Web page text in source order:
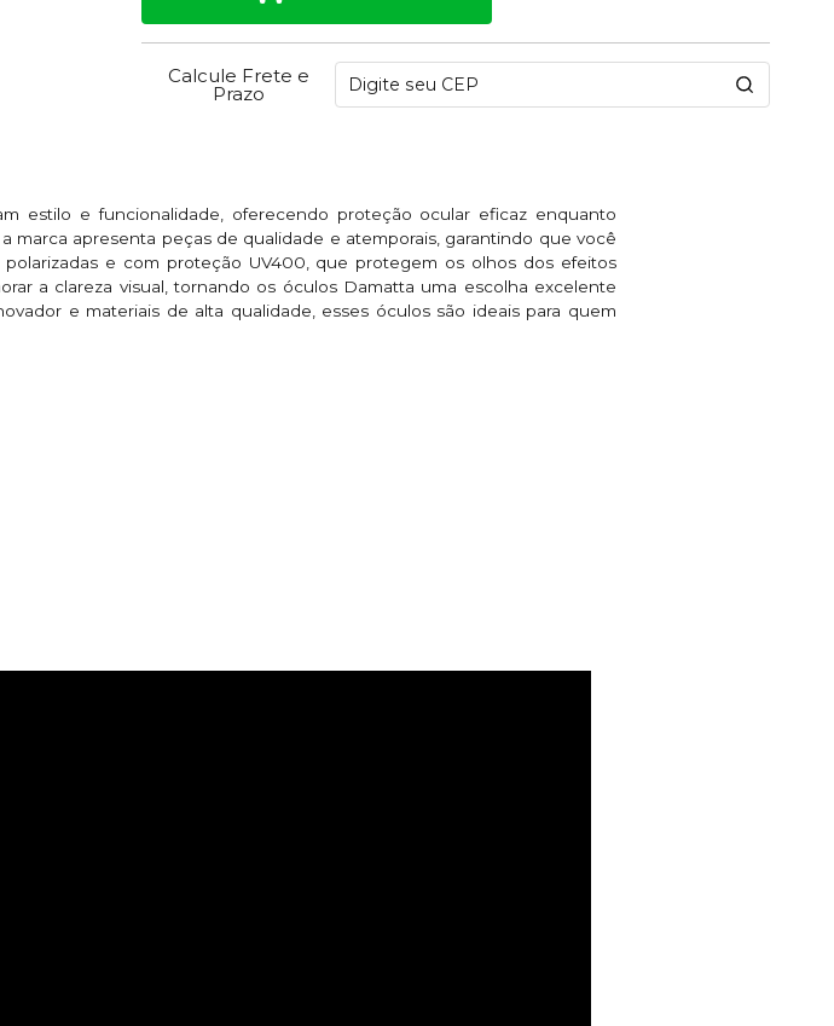
Calcule Frete e
Prazo
estilo e funcionalidade, oferecendo proteção ocular eficaz enquanto
marca apresenta peças de qualidade e atemporais, garantindo que você
e com proteção UV400, que protegem os olhos dos efeitos
a clareza visual, tornando os óculos Damatta uma escolha excelente
e materiais de alta qualidade, esses óculos são ideais para quem